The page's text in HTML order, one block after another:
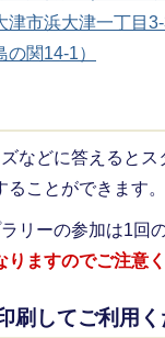
市浜大津一丁目
関14-1）
などに答えると
ことができます。
リーの参加は1回
ますのでご注意く
刷してご利用く